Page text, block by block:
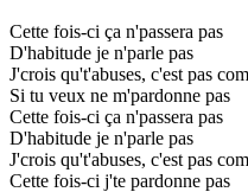
Cette fois-ci ça n'passera pas
D'habitude je n'parle pas
J'crois qu't'abuses, c'est pas
Si tu veux ne m'pardonne pas
Cette fois-ci ça n'passera pas
D'habitude je n'parle pas
J'crois qu't'abuses, c'est pas
Cette fois-ci j'te pardonne pas